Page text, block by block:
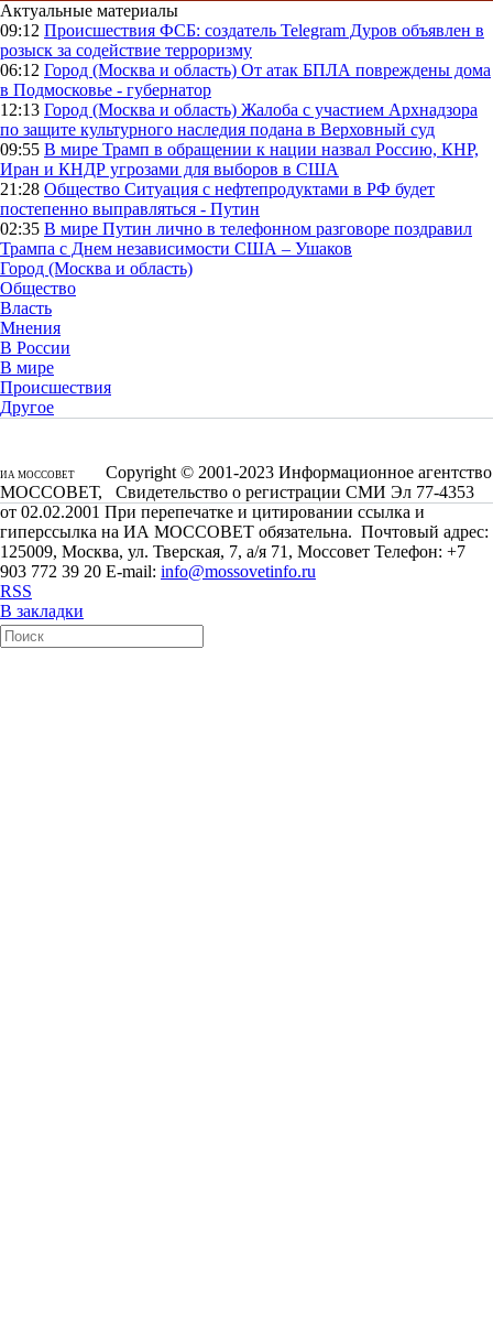
Актуальные материалы
09:12 Происшествия ФСБ: создатель Telegram Дуров объявлен в
розыск за содействие терроризму
06:12 Город (Москва и область) От атак БПЛА повреждены дома
в Подмосковье - губернатор
12:13 Город (Москва и область) Жалоба с участием Архнадзора
по защите культурного наследия подана в Верховный суд
09:55 В мире Трамп в обращении к нации назвал Россию, КНР,
Иран и КНДР угрозами для выборов в США
21:28 Общество Ситуация с нефтепродуктами в РФ будет
постепенно выправляться - Путин
02:35 В мире Путин лично в телефонном разговоре поздравил
Трампа с Днем независимости США – Ушаков
Город (Москва и область)
Общество
Власть
Мнения
В России
В мире
Происшествия
Другое
ИА МОССОВЕТ
Copyright © 2001-2023 Информационное агентство
МОССОВЕТ, Свидетельство о регистрации СМИ Эл 77-4353
от 02.02.2001 При перепечатке и цитировании ссылка и
гиперссылка на ИА МОССОВЕТ обязательна. Почтовый адрес:
125009, Москва, ул. Тверская, 7, а/я 71, Моссовет Телефон: +7
903 772 39 20 E-mail: info@mossovetinfo.ru
RSS
В закладки